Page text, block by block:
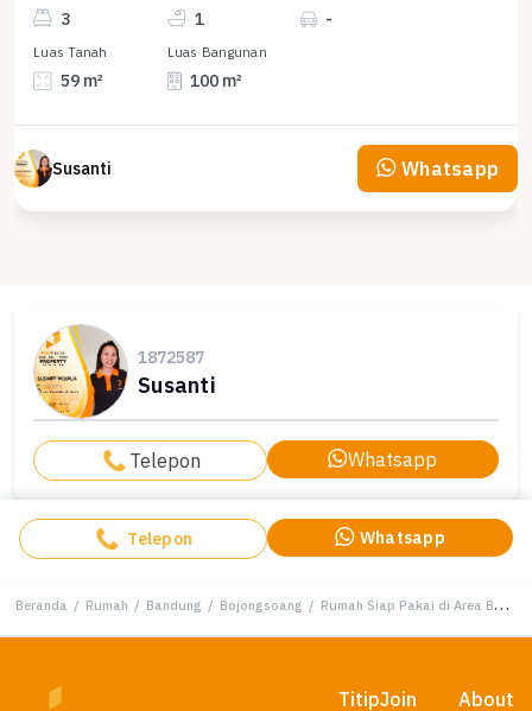
3 1 -
Luas Tanah
59 m²
Luas Bangunan
100 m²
Susanti Whatsapp
1872587
Susanti
Telepon Whatsapp
Telepon Whatsapp
Beranda / Rumah / Bandung / Bojongsoang / Rumah Siap Pakai di Area Bojongsoang, Bandung, LT 162m²
TitipJoin About